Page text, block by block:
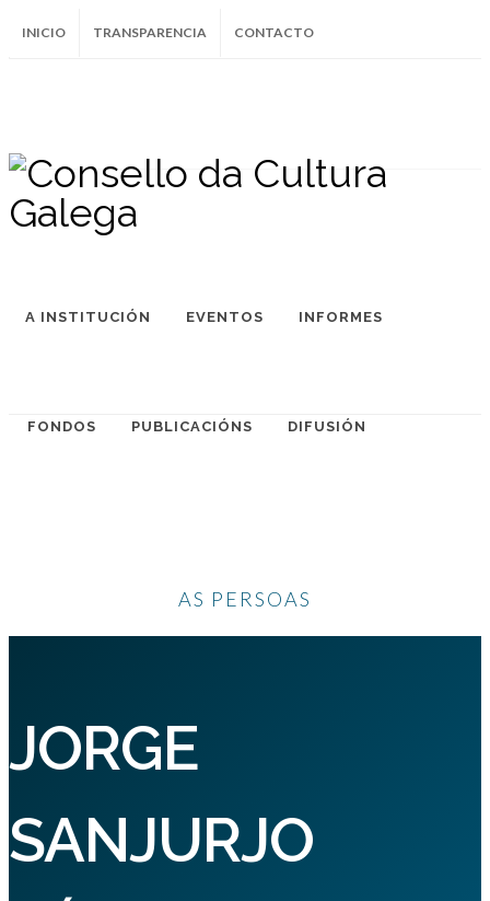
INICIO TRANSPARENCIA CONTACTO
InstagramFacebookTwitter Soundcloud
Youtube
A INSTITUCIÓN EVENTOS INFORMES
FONDOS PUBLICACIÓNS DIFUSIÓN
AS PERSOAS
JORGE
SANJURJO